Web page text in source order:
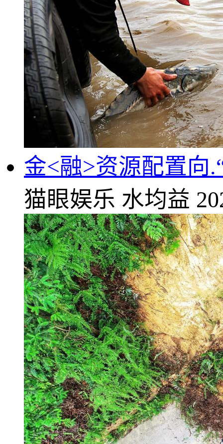
金<融>资源配置向
猫眼娱乐 水均益